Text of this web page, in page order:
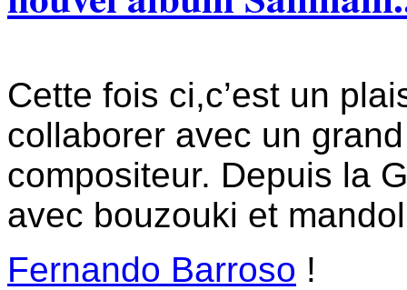
Cette fois ci,c’est un
collaborer avec un
compositeur. Depuis la
avec bouzouki et
Fernando Barroso !